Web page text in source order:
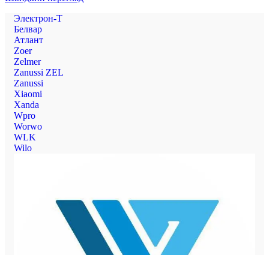
Электрон-Т
Белвар
Атлант
Zoer
Zelmer
Zanussi ZEL
Zanussi
Xiaomi
Xanda
Wpro
Worwo
WLK
Wilo